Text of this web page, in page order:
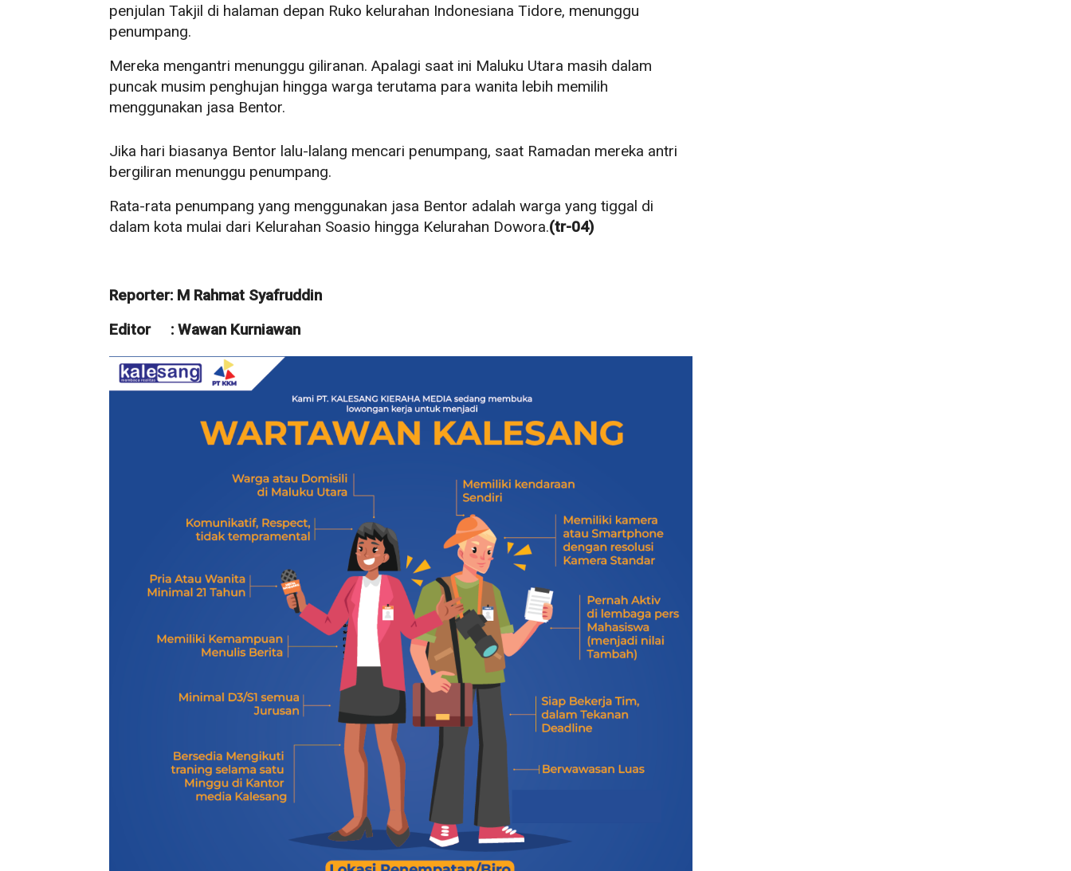
penjulan Takjil di halaman depan Ruko kelurahan Indonesiana Tidore, menunggu
penumpang.
Mereka mengantri menunggu giliranan. Apalagi saat ini Maluku Utara masih dalam
puncak musim penghujan hingga warga terutama para wanita lebih memilih
menggunakan jasa Bentor.
Jika hari biasanya Bentor lalu-lalang mencari penumpang, saat Ramadan mereka antri
bergiliran menunggu penumpang.
Rata-rata penumpang yang menggunakan jasa Bentor adalah warga yang tiggal di
dalam kota mulai dari Kelurahan Soasio hingga Kelurahan Dowora.(tr-04)
Reporter: M Rahmat Syafruddin
Editor : Wawan Kurniawan